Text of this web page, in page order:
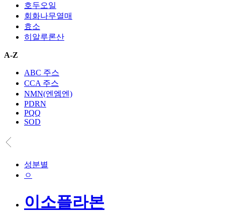
호두오일
회화나무열매
효소
히알루론산
A-Z
ABC 주스
CCA 주스
NMN(엔엠엔)
PDRN
PQQ
SOD
성분별
ㅇ
이소플라본